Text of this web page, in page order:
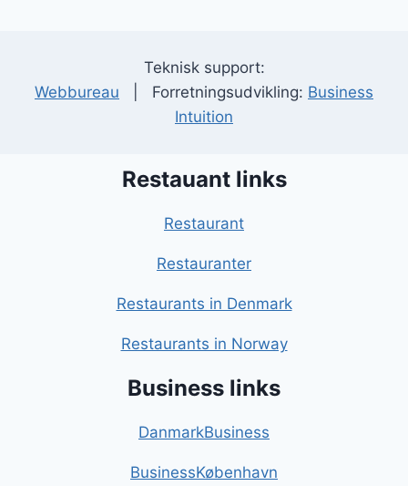
Teknisk support:
Webbureau | Forretningsudvikling: Business
Intuition
Restauant links
Restaurant
Restauranter
Restaurants in Denmark
Restaurants in Norway
Business links
DanmarkBusiness
BusinessKøbenhavn